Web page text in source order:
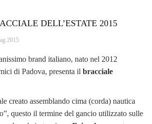
DELL’ESTATE 2015
2015
brand italiano, nato nel 2012
di Padova, presenta il bracciale
creato assemblando cima (corda) nautica
questo il termine del gancio utilizzato sulle